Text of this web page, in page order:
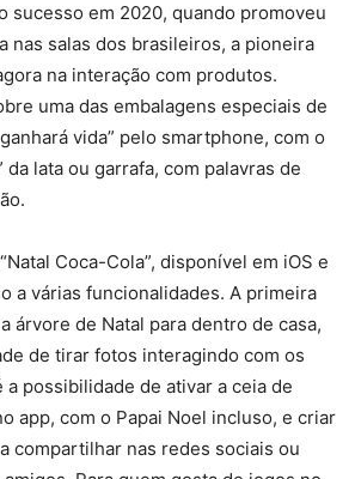
sucesso em 2020, quando promoveu
nas salas dos brasileiros, a pioneira
na interação com produtos.
uma das embalagens especiais de
vida” pelo smartphone, com o
da lata ou garrafa, com palavras de
Coca-Cola”, disponível em iOS e
a várias funcionalidades. A primeira
árvore de Natal para dentro de casa,
de tirar fotos interagindo com os
a possibilidade de ativar a ceia de
app, com o Papai Noel incluso, e criar
compartilhar nas redes sociais ou